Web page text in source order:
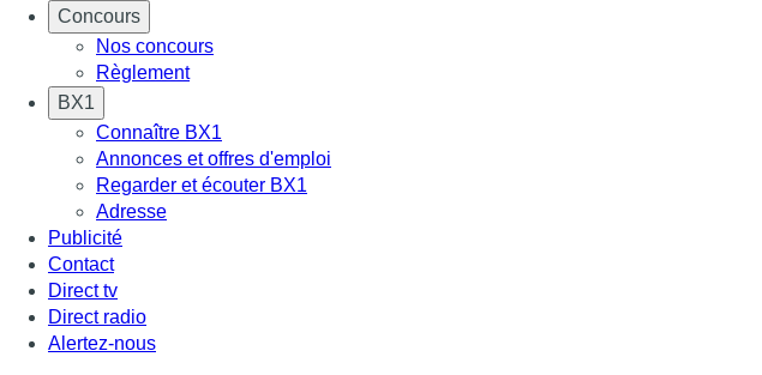
Concours
Nos concours
Règlement
BX1
Connaître BX1
Annonces et offres d'emploi
Regarder et écouter BX1
Adresse
Publicité
Contact
Direct tv
Direct radio
Alertez-nous